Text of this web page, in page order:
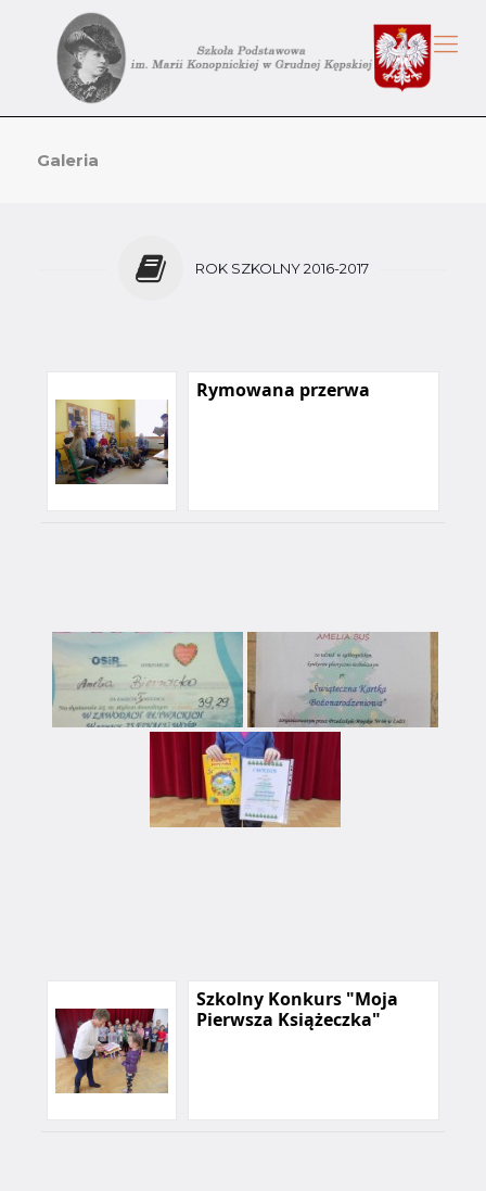
Galeria
ROK SZKOLNY 2016-2017
Rymowana przerwa
Szkolny Konkurs "Moja
Pierwsza Książeczka"